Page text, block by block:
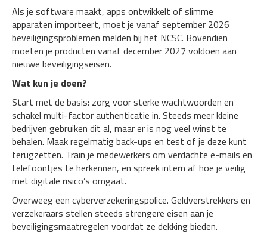
Als je software maakt, apps ontwikkelt of slimme
apparaten importeert, moet je vanaf september 2026
beveiligingsproblemen melden bij het NCSC. Bovendien
moeten je producten vanaf december 2027 voldoen aan
nieuwe beveiligingseisen.
Wat kun je doen?
Start met de basis: zorg voor sterke wachtwoorden en
schakel multi-factor authenticatie in. Steeds meer kleine
bedrijven gebruiken dit al, maar er is nog veel winst te
behalen. Maak regelmatig back-ups en test of je deze kunt
terugzetten. Train je medewerkers om verdachte e-mails en
telefoontjes te herkennen, en spreek intern af hoe je veilig
met digitale risico’s omgaat.
Overweeg een cyberverzekeringspolice. Geldverstrekkers en
verzekeraars stellen steeds strengere eisen aan je
beveiligingsmaatregelen voordat ze dekking bieden.